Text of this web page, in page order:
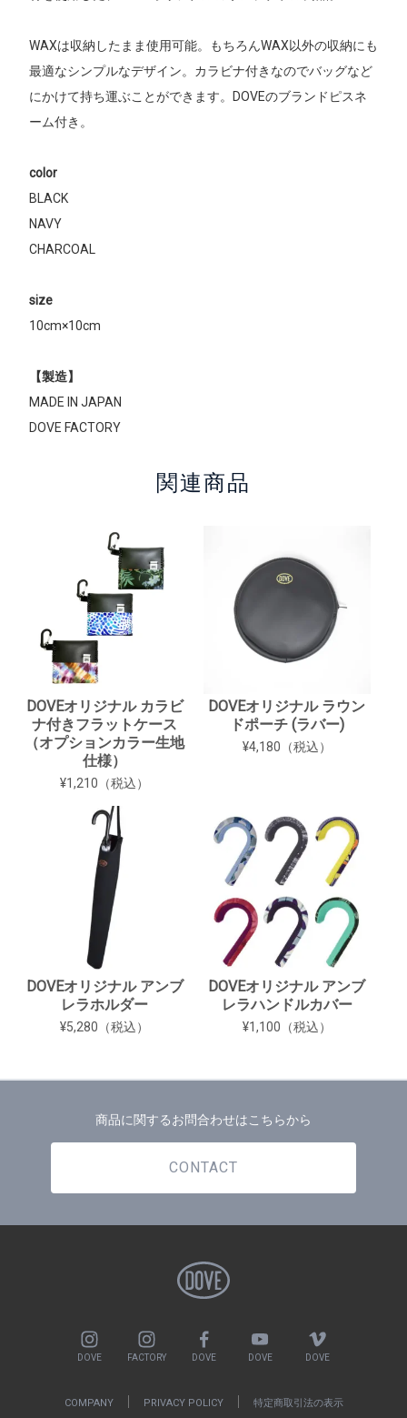
WAXは収納したまま使用可能。もちろんWAX以外の収納にも
最適なシンプルなデザイン。カラビナ付きなのでバッグなど
にかけて持ち運ぶことができます。DOVEのブランドピスネ
ーム付き。
color
BLACK
NAVY
CHARCOAL
size
10cm×10cm
【製造】
MADE IN JAPAN
DOVE FACTORY
関連商品
DOVEオリジナル カラビ
ナ付きフラットケース
（オプションカラー生地
仕様）
¥1,210（税込）
DOVEオリジナル ラウン
ドポーチ (ラバー)
¥4,180（税込）
DOVEオリジナル アンブ
レラホルダー
¥5,280（税込）
DOVEオリジナル アンブ
レラハンドルカバー
¥1,100（税込）
商品に関するお問合わせはこちらから
CONTACT
DOVE FACTORY DOVE DOVE DOVE
COMPANY PRIVACY POLICY 特定商取引法の表示